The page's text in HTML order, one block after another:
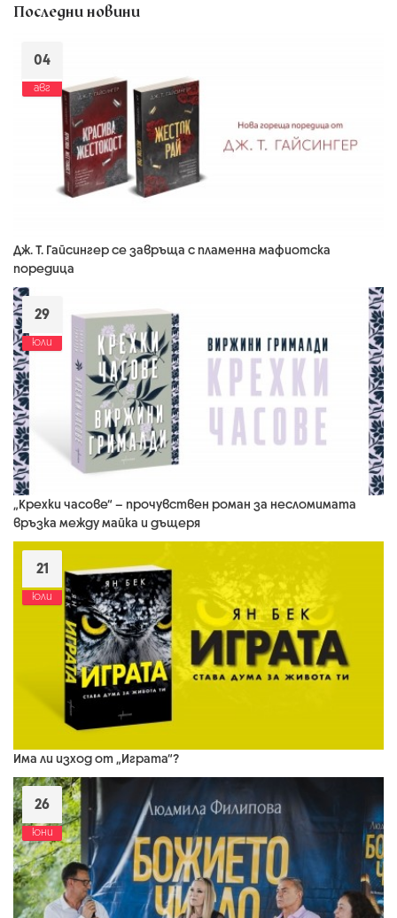
Последни новини
04
авг
Дж. Т. Гайсингер се завръща с пламенна мафиотска
поредица
29
юли
„Крехки часове“ – прочувствен роман за несломимата
връзка между майка и дъщеря
21
юли
Има ли изход от „Играта“?
26
юни